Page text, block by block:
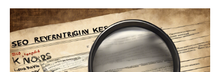
КЕЙСЫ ОТЗЫВЫ
ЯНДЕКС
ДИРЕКТ
GOOGLE
ADS
СОЗДАНИЕ
САЙТОВ
SEO
VK ADS
АВИТО
ЯНДЕКС
БИЗНЕС